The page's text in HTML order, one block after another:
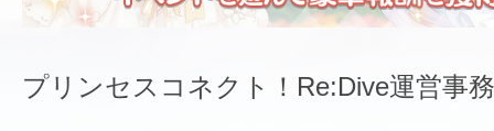
プリンセスコネクト！Re:Dive運営事